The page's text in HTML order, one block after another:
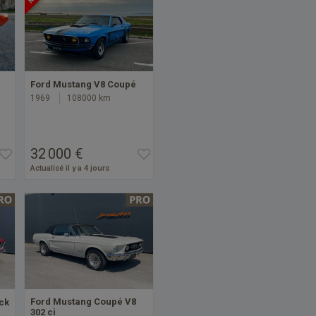
Ford Mustang V8 Coupé
1969 108000 km
32 000 €
Actualisé il y a 4 jours
Ford Mustang Coupé V8
302 ci